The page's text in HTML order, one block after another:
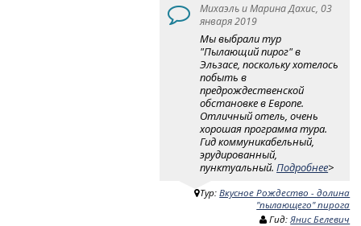
Михаэль и Марина Дахис, 03
января 2019
Мы выбрали тур
"Пылающий пирог" в
Эльзасе, поскольку хотелось
побыть в
предрождественской
обстановке в Европе.
Отличный отель, очень
хорошая программа тура.
Гид коммуникабельный,
эрудированный,
пунктуальный.Подробнее>
Тур:Вкусное Рождество - долина
"пылающего" пирога
Гид:Янис Белевич